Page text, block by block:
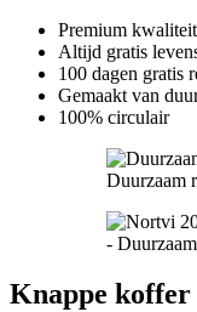
Premium
Altijd gratis
100 dagen gratis
Gemaakt van
100% circulair
Duurzaam
Knappe koffer